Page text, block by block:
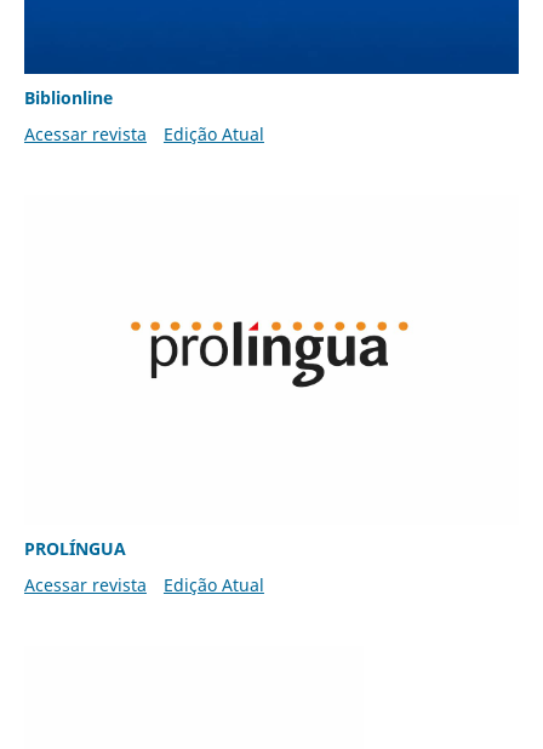
Biblionline
Acessar revista
Edição Atual
PROLÍNGUA
Acessar revista
Edição Atual